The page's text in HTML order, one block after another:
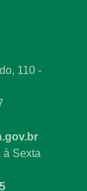
110 -
à Sexta